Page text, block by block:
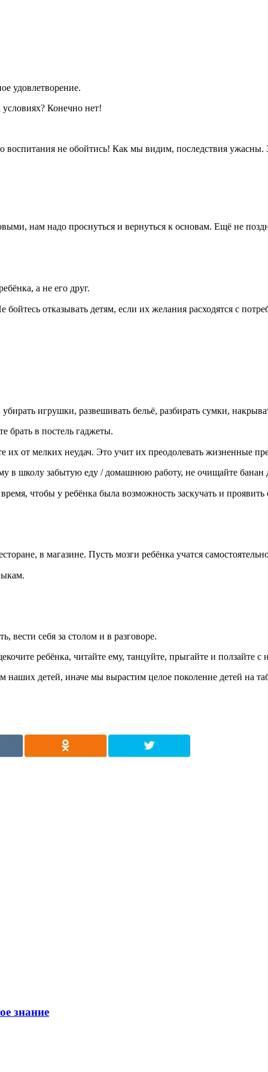
удовлетворение.
Конечно нет!
воспитания не обойтись! Как мы видим, последствия ужасны.
нам надо проснуться и вернуться к основам. Ещё не
а не его друг.
отказывать детям, если их желания расходятся с
игрушки, развешивать бельё, разбирать сумки,
брать в постель гаджеты.
от мелких неудач. Это учит их преодолевать жизненные
в школу забытую еду / домашнюю работу, не очищайте банан
чтобы у ребёнка была возможность заскучать и
в магазине. Пусть мозги ребёнка учатся
вести себя за столом и в разговоре.
ребёнка, читайте ему, танцуйте, прыгайте и ползайте с
детей, иначе мы вырастим целое поколение детей на
знание